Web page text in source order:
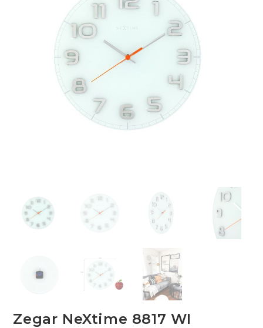
Zegar NeXtime 8817 WI